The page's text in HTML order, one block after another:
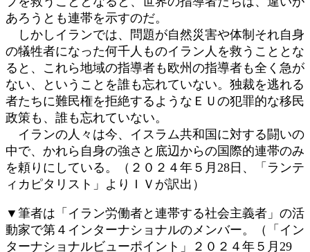
あろうとも連帯を示すのだ。
しかしイランでは、問題が自然災害や体制それ自身
の犠牲者になった何千人ものイラン人を救うこととな
ると、これら地域の指導者も欧州の指導者も全く急が
ない、ということを誰も忘れていない。独裁を逃れる
者たちに難民権を拒絶するようなＥＵの犯罪的な移民
政策も、誰も忘れていない。
イランの人々は今、イスラム共和国に対する闘いの
中で、かれら自身の強さと底辺からの国際的連帯のみ
を頼りにしている。（２０２４年５月28日、「ランテ
ィカピタリスト」よりＩＶが訳出）
▼筆者は「イラン労働者と連帯する社会主義者」の活
動家で第４インターナショナルのメンバー。（「イン
ターナショナルビューポイント」２０２４年５月29